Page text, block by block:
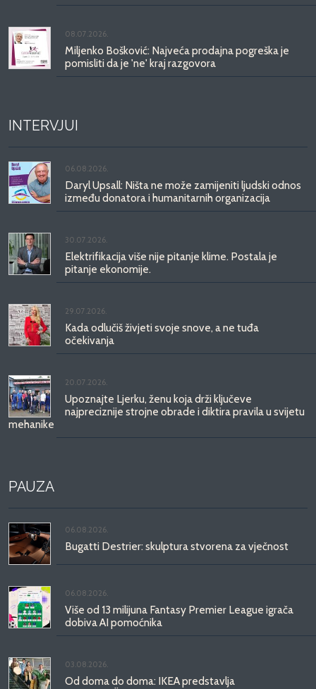
08.07.2026.
Miljenko Bošković: Najveća prodajna pogreška je
pomisliti da je 'ne' kraj razgovora
INTERVJUI
06.08.2026.
Daryl Upsall: Ništa ne može zamijeniti ljudski odnos
između donatora i humanitarnih organizacija
30.07.2026.
Elektrifikacija više nije pitanje klime. Postala je
pitanje ekonomije.
29.07.2026.
Kada odlučiš živjeti svoje snove, a ne tuđa
očekivanja
20.07.2026.
Upoznajte Ljerku, ženu koja drži ključeve
najpreciznije strojne obrade i diktira pravila u svijetu
mehanike
PAUZA
06.08.2026.
Bugatti Destrier: skulptura stvorena za vječnost
06.08.2026.
Više od 13 milijuna Fantasy Premier League igrača
dobiva AI pomoćnika
03.08.2026.
Od doma do doma: IKEA predstavlja